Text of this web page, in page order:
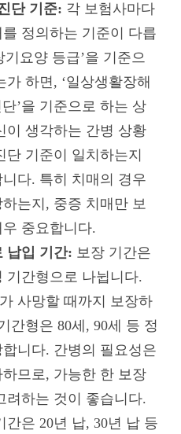
단 기준: 각 보험사마다
정의하는 기준이 다릅
기요양 등급’을 기준으
하면, ‘일상생활장해
’을 기준으로 하는 상
이 생각하는 간병 상황
기준이 일치하는지
다. 특히 치매의 경우
는지, 중증 치매만 보
중요합니다.
납입 기간: 보장 기간은
기간형으로 나뉩니다.
사망할 때까지 보장하
간형은 80세, 90세 등 정
니다. 간병의 필요성은
므로, 가능한 한 보장
려하는 것이 좋습니다.
간은 20년 납, 30년 납 등